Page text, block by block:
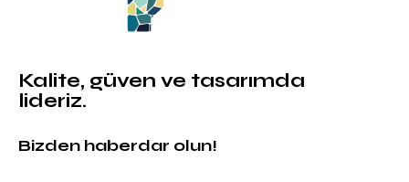
Kalite, güven ve tasarımda
lideriz.
Bizden haberdar olun!